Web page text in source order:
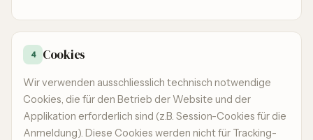
4 Cookies
Wir verwenden ausschliesslich technisch notwendige
Cookies, die für den Betrieb der Website und der
Applikation erforderlich sind (z.B. Session-Cookies für die
Anmeldung). Diese Cookies werden nicht für Tracking-